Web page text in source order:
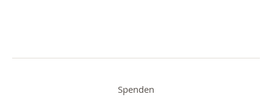
Spenden